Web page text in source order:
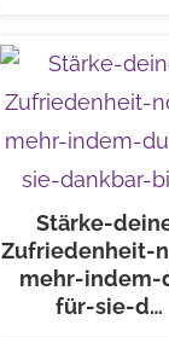
Stärke-
Zufriedenheit-
mehr-indem-
für-sie-d…